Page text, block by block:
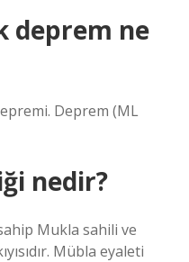
deprem ne
Deprem (ML
nedir?
Mukla sahili ve
Mübla eyaleti